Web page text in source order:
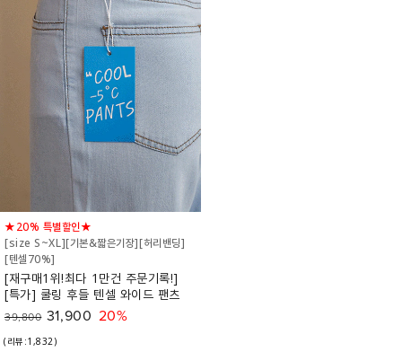
★20% 특별할인★
[size S~XL][기본&짧은기장][허리밴딩]
[텐셀70%]
[재구매1위!최다 1만건 주문기록!]
[특가] 쿨링 후들 텐셀 와이드 팬츠
39,800 31,900 20%
(리뷰:1,832)